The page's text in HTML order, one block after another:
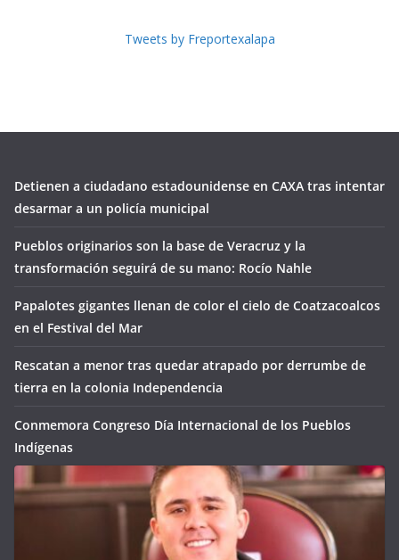
Tweets by Freportexalapa
Detienen a ciudadano estadounidense en CAXA tras intentar
desarmar a un policía municipal
Pueblos originarios son la base de Veracruz y la
transformación seguirá de su mano: Rocío Nahle
Papalotes gigantes llenan de color el cielo de Coatzacoalcos
en el Festival del Mar
Rescatan a menor tras quedar atrapado por derrumbe de
tierra en la colonia Independencia
Conmemora Congreso Día Internacional de los Pueblos
Indígenas